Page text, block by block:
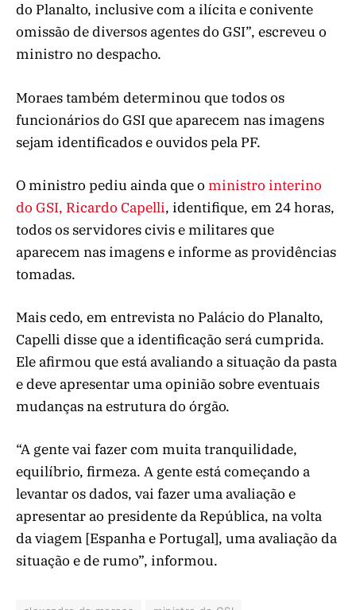
do Planalto, inclusive com a ilícita e conivente
omissão de diversos agentes do GSI”, escreveu o
ministro no despacho.
Moraes também determinou que todos os
funcionários do GSI que aparecem nas imagens
sejam identificados e ouvidos pela PF.
O ministro pediu ainda que o ministro interino
do GSI, Ricardo Capelli, identifique, em 24 horas,
todos os servidores civis e militares que
aparecem nas imagens e informe as providências
tomadas.
Mais cedo, em entrevista no Palácio do Planalto,
Capelli disse que a identificação será cumprida.
Ele afirmou que está avaliando a situação da pasta
e deve apresentar uma opinião sobre eventuais
mudanças na estrutura do órgão.
“A gente vai fazer com muita tranquilidade,
equilíbrio, firmeza. A gente está começando a
levantar os dados, vai fazer uma avaliação e
apresentar ao presidente da República, na volta
da viagem [Espanha e Portugal], uma avaliação da
situação e de rumo”, informou.